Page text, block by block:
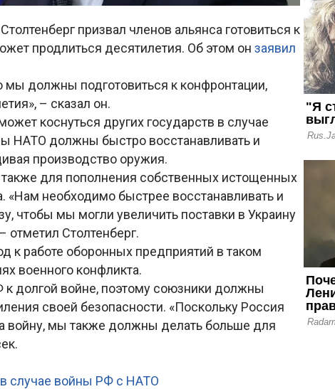
призвал членов альянса готовиться к
продлиться десятилетия. Об этом он заявил
должны подготовиться к конфронтации,
– сказал он.
коснуться других государств в случае
НАТО должны быстро восстанавливать и
производство оружия.
для пополнения собственных истощенных
«Нам необходимо быстрее восстанавливать и
чтобы мы могли увеличить поставки в Украину
отметил Столтенберг.
к работе оборонных предприятий в таком
военного конфликта.
к долгой войне, поэтому союзники должны
своей безопасности. «Поскольку Россия
войну, мы также должны делать больше для
случае войны РФ с НАТО